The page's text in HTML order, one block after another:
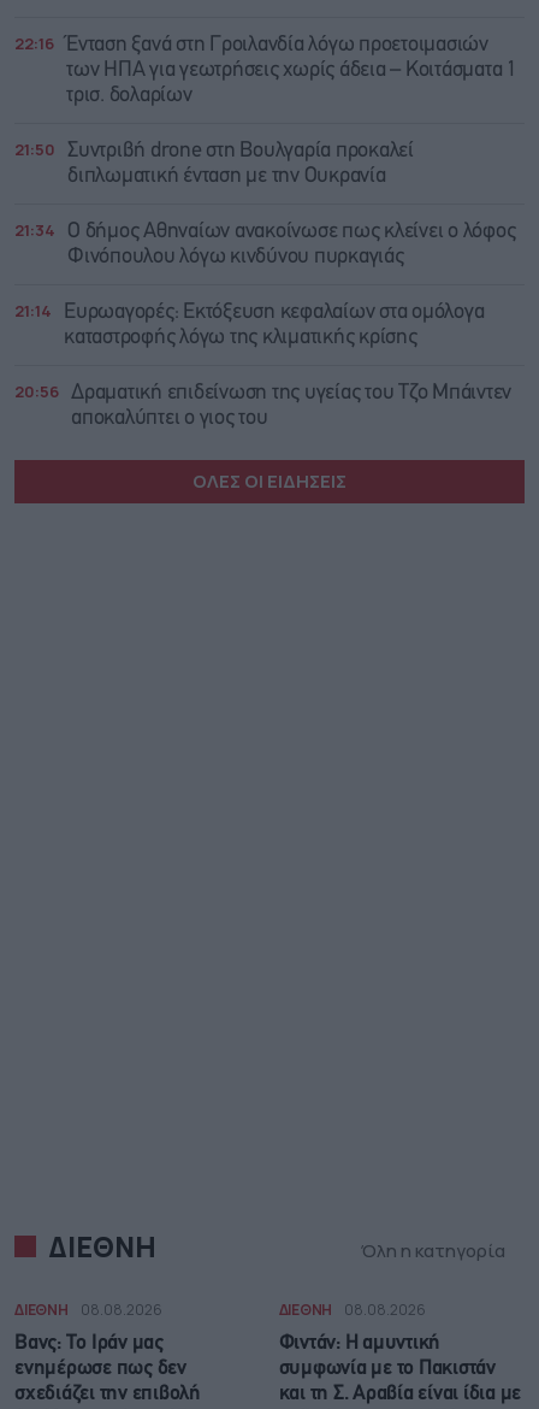
22:16
Ένταση ξανά στη Γροιλανδία λόγω προετοιμασιών
των ΗΠΑ για γεωτρήσεις χωρίς άδεια – Κοιτάσματα 1
τρισ. δολαρίων
21:50
Συντριβή drone στη Βουλγαρία προκαλεί
διπλωματική ένταση με την Ουκρανία
21:34
Ο δήμος Αθηναίων ανακοίνωσε πως κλείνει ο λόφος
Φινόπουλου λόγω κινδύνου πυρκαγιάς
21:14
Ευρωαγορές: Εκτόξευση κεφαλαίων στα ομόλογα
καταστροφής λόγω της κλιματικής κρίσης
20:56 Δραματική επιδείνωση της υγείας του Τζο Μπάιντεν
αποκαλύπτει ο γιος του
ΟΛΕΣ ΟΙ ΕΙΔΗΣΕΙΣ
ΔΙΕΘΝΗ Όλη η κατηγορία
ΔΙΕΘΝΗ 08.08.2026
Βανς: Το Ιράν μας
ενημέρωσε πως δεν
σχεδιάζει την επιβολή
ΔΙΕΘΝΗ 08.08.2026
Φιντάν: Η αμυντική
συμφωνία με το Πακιστάν
και τη Σ. Αραβία είναι ίδια με